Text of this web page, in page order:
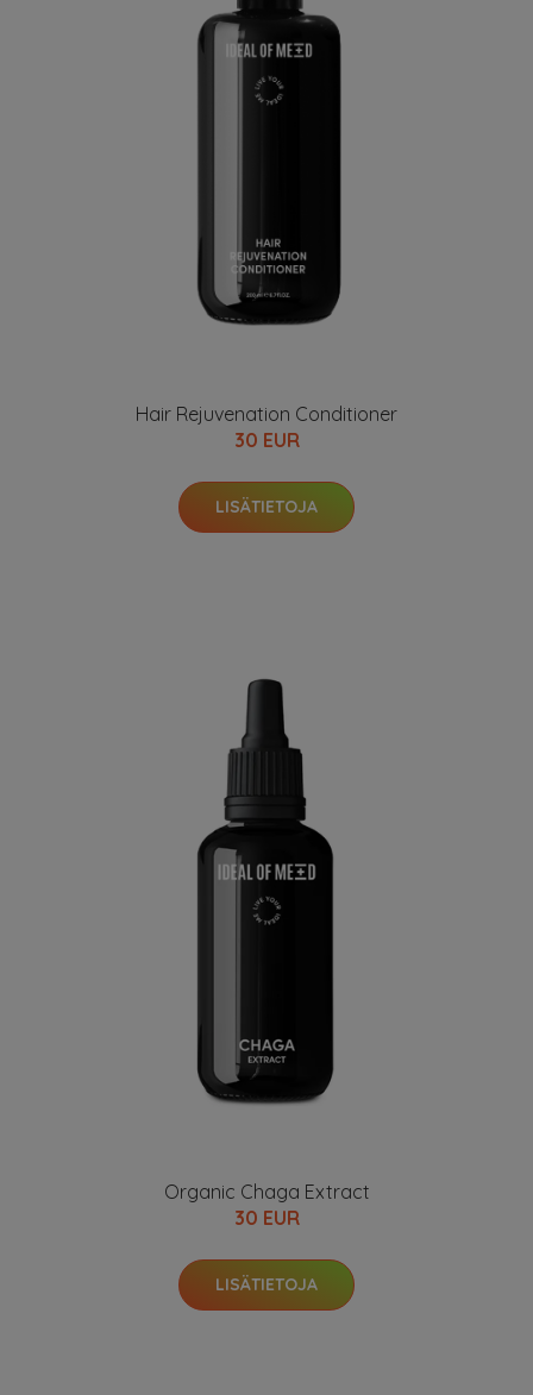
Hair Rejuvenation Conditioner
30 EUR
LISÄTIETOJA
Organic Chaga Extract
30 EUR
LISÄTIETOJA